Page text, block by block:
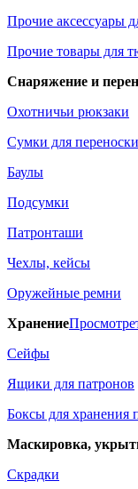
Прочие аксессуары
Прочие товары для
Снаряжение и
Охотничьи рюкзаки
Сумки для переноски
Баулы
Подсумки
Патронташи
Чехлы, кейсы
Оружейные ремни
Хранение
Сейфы
Ящики для патронов
Боксы для хранения
Маскировка,
Скрадки